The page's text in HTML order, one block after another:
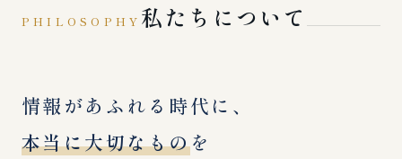
PHILOSOPHY 私たちについて
情報があふれる時代に、
本当に大切なものを